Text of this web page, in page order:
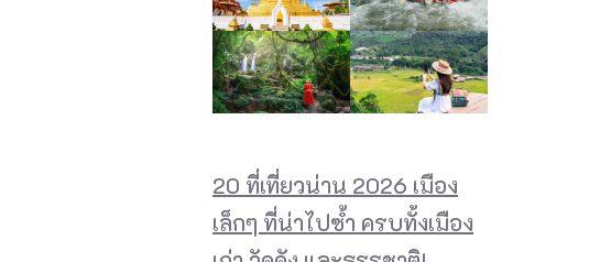
20 ที่เที่ยวน่าน 2026 เมือง
เล็กๆ ที่น่าไปซ้ำ ครบทั้งเมือง